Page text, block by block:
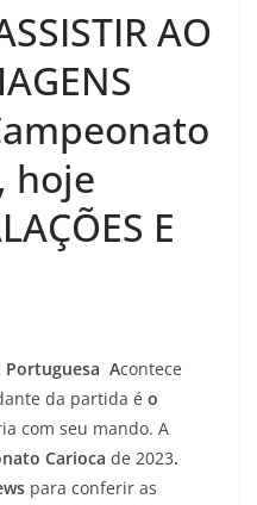
AO
hoje
E
Portuguesa Acontece
da partida é o
com seu mando. A
Carioca de 2023.
para conferir as